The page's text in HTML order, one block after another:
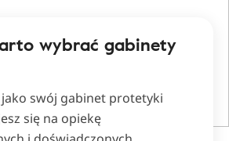
wybrać gabinety
swój gabinet protetyki
się na opiekę